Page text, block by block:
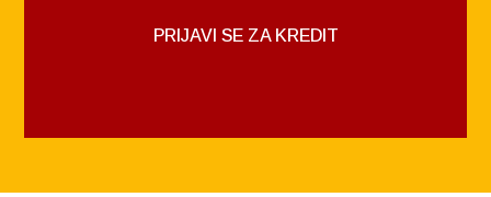
PRIJAVI SE ZA KREDIT